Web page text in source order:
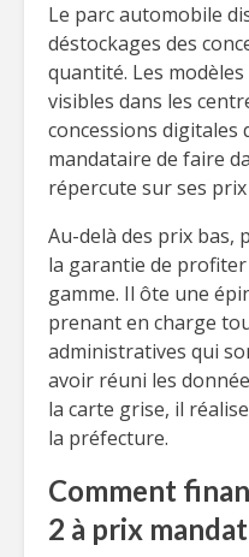
Le parc automobile
déstockages des
quantité. Les
visibles dans les
concessions
mandataire de faire
répercute sur ses prix
Au-delà des prix bas,
la garantie de
gamme. Il ôte une
prenant en charge
administratives qui
avoir réuni les
la carte grise, il
la préfecture.
Comment
2 à prix